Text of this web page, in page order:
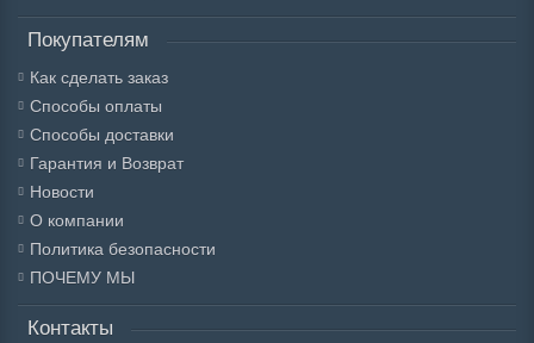
Покупателям
Как сделать заказ
Способы оплаты
Способы доставки
Гарантия и Возврат
Новости
О компании
Политика безопасности
ПОЧЕМУ МЫ
Контакты